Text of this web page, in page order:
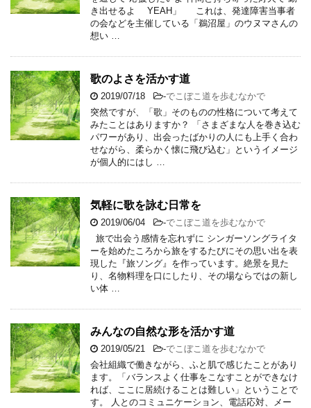
き出せるよ YEAH」 これは、発達障害当事者
の会などを主催している「鵜沼屋」のウヌマさんの
想い …
歌のよさを活かす道
2019/07/18 -でこぼこ道を歩むなかで
突然ですが、「歌」そのものの性格について考えて
みたことはありますか？ 「さまざまな人を巻き込む
パワーがあり、出会ったばかりの人にも上手く合わ
せながら、柔らかく懐に飛び込む」というイメージ
が個人的にはし …
気軽に歌を詠む日常を
2019/06/04 -でこぼこ道を歩むなかで
旅で出会う感情を忘れずに シンガーソングライタ
ーを始めたころから旅をするたびにその思い出を表
現した『旅ソング』を作っています。絶景を見た
り、名物料理を口にしたり、その場ならではの新し
い体 …
みんなの自然な形を活かす道
2019/05/21 -でこぼこ道を歩むなかで
会社組織で働きながら、ふと肌で感じたことがあり
ます。「バランスよく仕事をこなすことができなけ
れば、ここに居続けることは難しい」ということで
す。 人とのコミュニケーション、電話応対、メー